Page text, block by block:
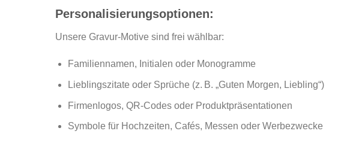
Personalisierungsoptionen:
Unsere Gravur-Motive sind frei wählbar:
Familiennamen, Initialen oder Monogramme
Lieblingszitate oder Sprüche (z. B. „Guten Morgen, Liebling“)
Firmenlogos, QR-Codes oder Produktpräsentationen
Symbole für Hochzeiten, Cafés, Messen oder Werbezwecke